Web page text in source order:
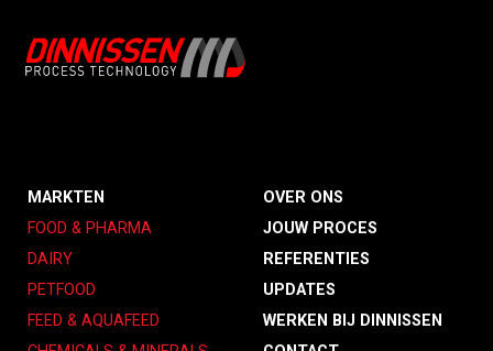
MARKTEN
FOOD & PHARMA
DAIRY
PETFOOD
FEED & AQUAFEED
OVER ONS
JOUW PROCES
REFERENTIES
UPDATES
WERKEN BIJ DINNISSEN